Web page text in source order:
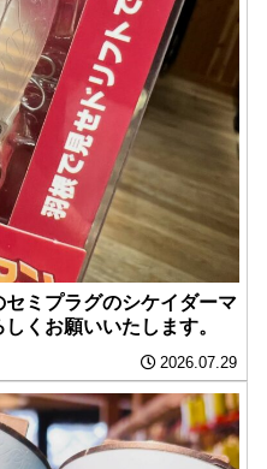
ミプラグのシケイダーマ
くお願いいたします。
2026.07.29